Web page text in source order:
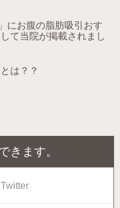
にお腹の脂肪吸引おす
て当院が掲載されまし
は？？
きます。